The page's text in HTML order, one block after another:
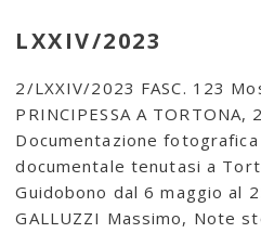
LXXIV/2023
2/LXXIV/2023 FASC. 123
PRINCIPESSA A
Documentazione
documentale tenutasi a
Guidobono dal 6 maggio al
GALLUZZI Massimo, Note